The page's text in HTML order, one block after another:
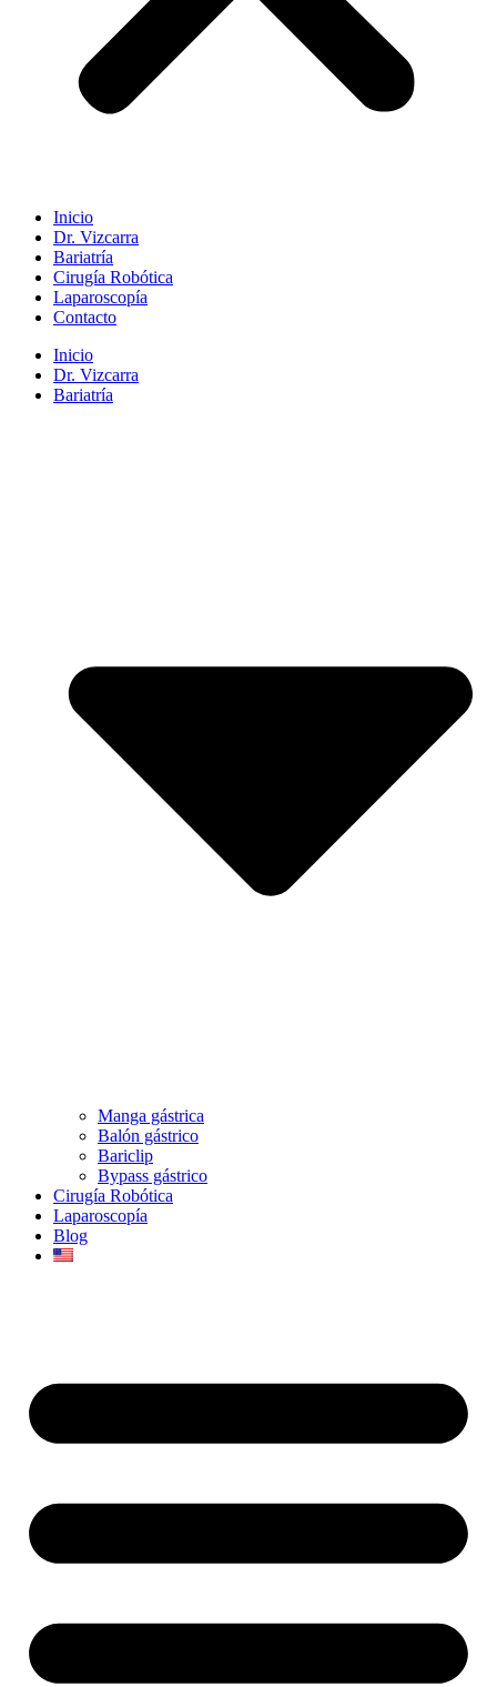
Inicio
Dr. Vizcarra
Bariatría
Cirugía Robótica
Laparoscopía
Contacto
Inicio
Dr. Vizcarra
Bariatría
Manga gástrica
Balón gástrico
Bariclip
Bypass gástrico
Cirugía Robótica
Laparoscopía
Blog